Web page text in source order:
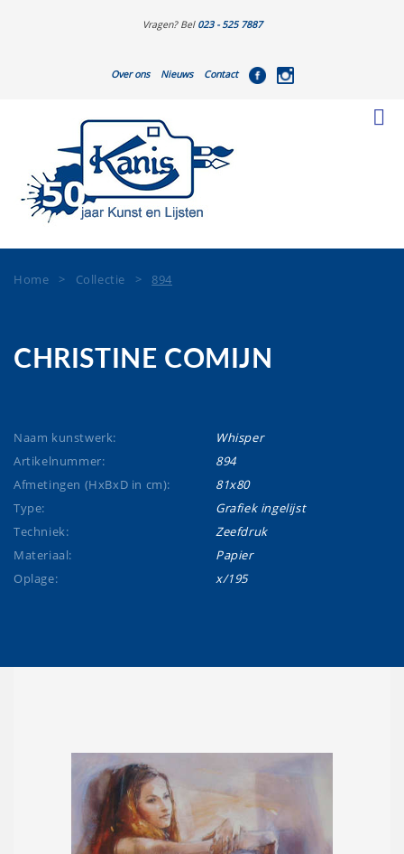
Vragen? Bel 023 - 525 7887
Over ons Nieuws Contact
Home > Collectie > 894
CHRISTINE COMIJN
Naam kunstwerk:
Whisper
Artikelnummer:
894
Afmetingen (HxBxD in cm):
81x80
Type:
Grafiek ingelijst
Techniek:
Zeefdruk
Materiaal:
Papier
Oplage:
x/195